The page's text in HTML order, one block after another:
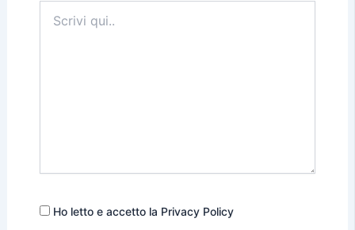
qui..
Ho letto e accetto la Privacy Policy